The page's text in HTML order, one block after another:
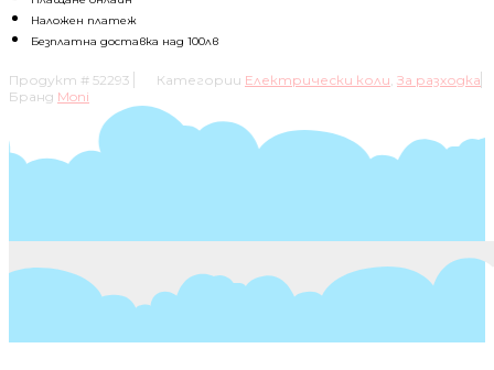
Наложен платеж
Безплатна доставка над 100лв
Продукт # 52293 Категории Електрически коли, За разходка
Бранд Moni